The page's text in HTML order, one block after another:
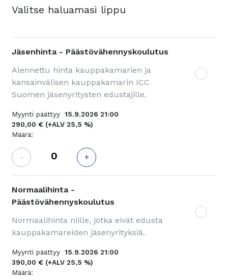
Valitse haluamasi lippu
Jäsenhinta - Päästövähennyskoulutus
Alennettu hinta kauppakamarien ja
kansainvälisen kauppakamarin ICC
Suomen jäsenyritysten edustajille.
Myynti päättyy 15.9.2026 21:00
290,00 € (+ALV 25,5 %)
Määrä:
- +
Normaalihinta -
Päästövähennyskoulutus
Normaalihinta niille, jotka eivät edusta
kauppakamareiden jäsenyrityksiä.
Myynti päättyy 15.9.2026 21:00
390,00 € (+ALV 25,5 %)
Määrä: